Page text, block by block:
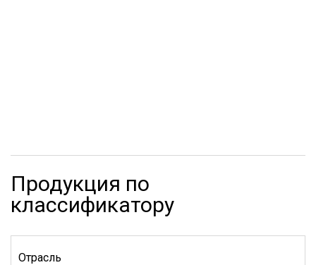
Продукция по
классификатору
Отрасль